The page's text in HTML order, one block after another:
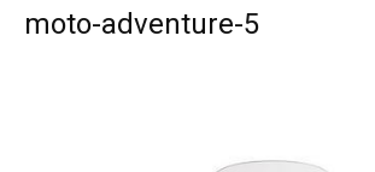
moto-adventure-5